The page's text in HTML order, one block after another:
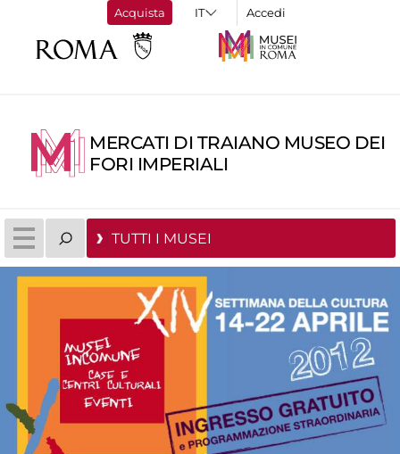
Acquista Accedi
MERCATI DI TRAIANO MUSEO DEI
FORI IMPERIALI
TUTTI I MUSEI